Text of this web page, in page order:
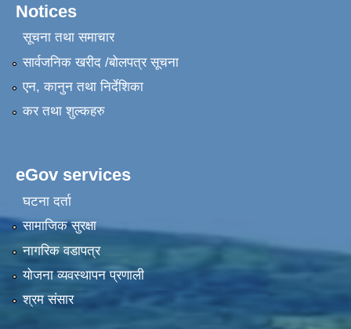
Notices
सूचना तथा समाचार
सार्वजनिक खरीद /बोलपत्र सूचना
एन, कानुन तथा निर्देशिका
कर तथा शुल्कहरु
eGov services
घटना दर्ता
सामाजिक सुरक्षा
नागरिक वडापत्र
योजना व्यवस्थापन प्रणाली
श्रम संसार